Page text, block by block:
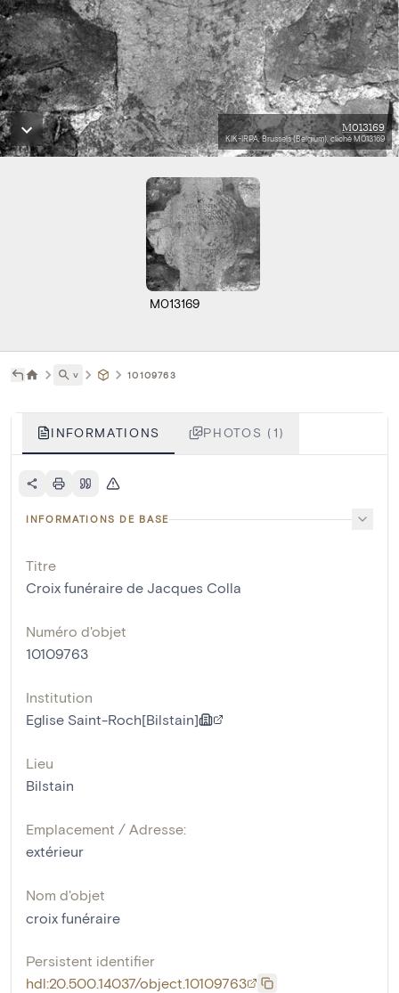
M013169
KIK-IRPA, Brussels (Belgium), cliché M013169
M013169
˅ 10109763
INFORMATIONS PHOTOS (1)
INFORMATIONS DE BASE
Titre
Croix funéraire de Jacques Colla
Numéro d'objet
10109763
Institution
Eglise Saint-Roch[Bilstain]
Lieu
Bilstain
Emplacement / Adresse:
extérieur
Nom d'objet
croix funéraire
Persistent identifier
hdl:20.500.14037/object.10109763